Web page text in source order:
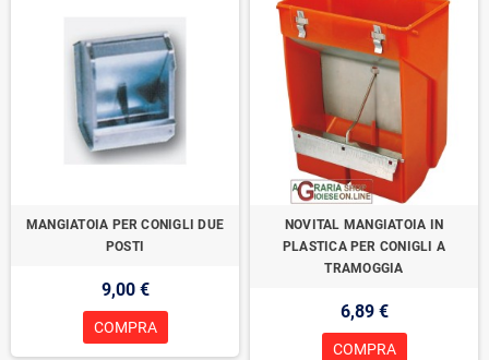
MANGIATOIA PER CONIGLI DUE
POSTI
9,00 €
COMPRA
NOVITAL MANGIATOIA IN
PLASTICA PER CONIGLI A
TRAMOGGIA
6,89 €
COMPRA